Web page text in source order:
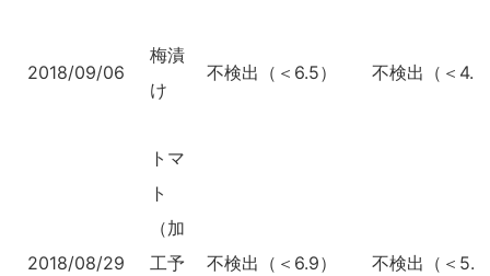
2018/09/06
梅漬
け
不検出（＜6.5） 不検出（＜4.9
2018/08/29
トマ
ト
（加
工予
不検出（＜6.9） 不検出（＜5.1